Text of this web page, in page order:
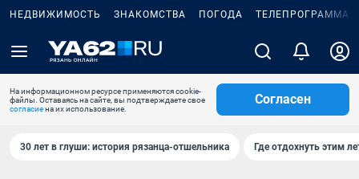
НЕДВИЖИМОСТЬ ЗНАКОМСТВА ПОГОДА ТЕЛЕПРОГРАММА
На информационном ресурсе применяются cookie-
файлы. Оставаясь на сайте, вы подтверждаете свое
согласиена их использование.
Согласен
30 лет в глуши: история рязанца-отшельника Где отдохнуть этим